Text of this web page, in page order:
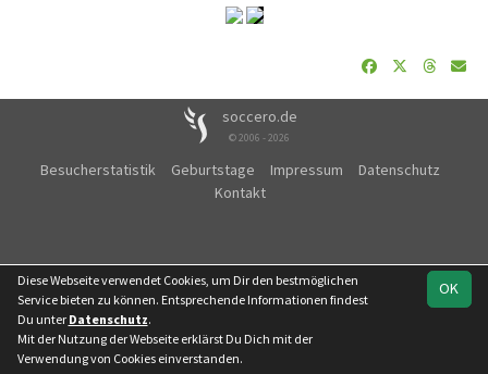
soccero.de
© 2006 - 2026
Besucherstatistik Geburtstage Impressum
Datenschutz
Kontakt
OK
Diese Webseite verwendet Cookies, um Dir den bestmöglichen
Service bieten zu können. Entsprechende Informationen findest
Du unter Datenschutz.
Mit der Nutzung der Webseite erklärst Du Dich mit der
Verwendung von Cookies einverstanden.